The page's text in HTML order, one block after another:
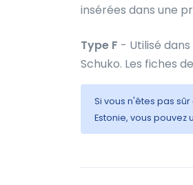
insérées dans une
Type F - Utilisé
Schuko. Les fiches
Si vous n'êtes pas
Estonie, vous pouvez